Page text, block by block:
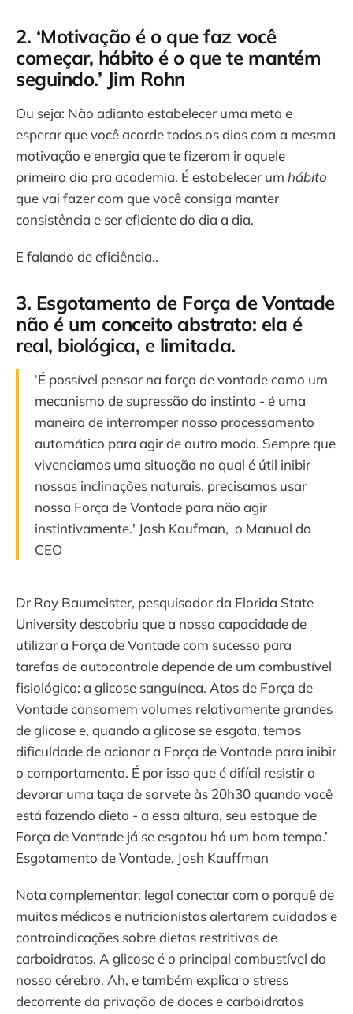
2. ‘Motivação é o que faz você
começar, hábito é o que te mantém
seguindo.’ Jim Rohn
Ou seja: Não adianta estabelecer uma meta e
esperar que você acorde todos os dias com a mesma
motivação e energia que te fizeram ir aquele
primeiro dia pra academia. É estabelecer um hábito
que vai fazer com que você consiga manter
consistência e ser eficiente do dia a dia.
E falando de eficiência..
3. Esgotamento de Força de Vontade
não é um conceito abstrato: ela é
real, biológica, e limitada.
‘É possível pensar na força de vontade como um
mecanismo de supressão do instinto - é uma
maneira de interromper nosso processamento
automático para agir de outro modo. Sempre que
vivenciamos uma situação na qual é útil inibir
nossas inclinações naturais, precisamos usar
nossa Força de Vontade para não agir
instintivamente.' Josh Kaufman, o Manual do
CEO
Dr Roy Baumeister, pesquisador da Florida State
University descobriu que a nossa capacidade de
utilizar a Força de Vontade com sucesso para
tarefas de autocontrole depende de um combustível
fisiológico: a glicose sanguínea. Atos de Força de
Vontade consomem volumes relativamente grandes
de glicose e, quando a glicose se esgota, temos
dificuldade de acionar a Força de Vontade para inibir
o comportamento. É por isso que é difícil resistir a
devorar uma taça de sorvete às 20h30 quando você
está fazendo dieta - a essa altura, seu estoque de
Força de Vontade já se esgotou há um bom tempo.’
Esgotamento de Vontade, Josh Kauffman
Nota complementar: legal conectar com o porquê de
muitos médicos e nutricionistas alertarem cuidados e
contraindicações sobre dietas restritivas de
carboidratos. A glicose é o principal combustível do
nosso cérebro. Ah, e também explica o stress
decorrente da privação de doces e carboidratos